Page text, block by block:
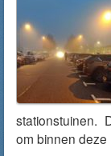
stationstuinen.
om binnen